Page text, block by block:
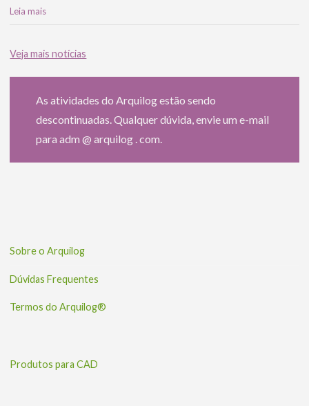
Leia mais
Veja mais notícias
As atividades do Arquilog estão sendo
descontinuadas. Qualquer dúvida, envie um e-mail
para adm @ arquilog . com.
Sobre o Arquilog
Dúvidas Frequentes
Termos do Arquilog®
Produtos para CAD